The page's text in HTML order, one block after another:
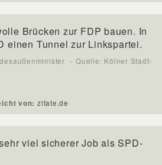
Brücken zur FDP bauen. In
einen Tunnel zur Linkspartei.
- Quelle: Kölner Stadt-
von: zitate.de
viel sicherer Job als SPD-